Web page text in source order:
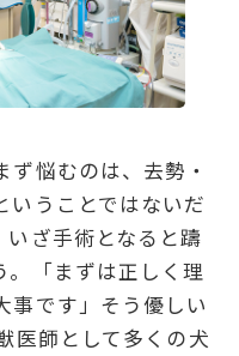
悩むのは、去勢・
いうことではないだ
いざ手術となると躊
。「まずは正しく理
事です」そう優しい
医師として多くの犬